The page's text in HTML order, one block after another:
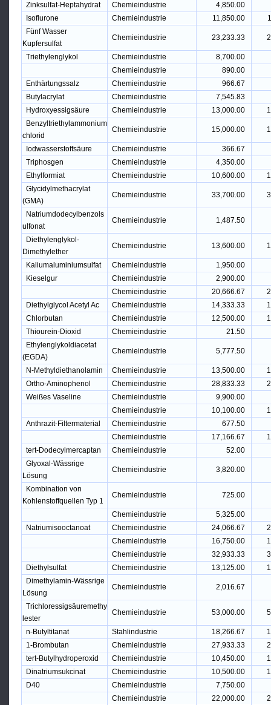
Zinksulfat-Heptahydrat Chemieindustrie
4,850.00
Isoflurone
Chemieindustrie 11,850.00
Fünf Wasser
Kupfersulfat
Chemieindustrie 23,233.33
Triethylenglykol Chemieindustrie
8,700.00
Chemieindustrie
890.00
Enthärtungssalz
Chemieindustrie
966.67
Butylacrylat
Chemieindustrie
7,545.83
Hydroxyessigsäure
Chemieindustrie 13,000.00
Benzyltriethylammonium
chlorid
Chemieindustrie 15,000.00
Iodwasserstoffsäure Chemieindustrie
366.67
Triphosgen
Chemieindustrie
4,350.00
Ethylformiat
Chemieindustrie 10,600.00
Glycidylmethacrylat
(GMA)
Chemieindustrie 33,700.00
Natriumdodecylbenzols
ulfonat
Chemieindustrie 1,487.50
Diethylenglykol-
Dimethylether
Chemieindustrie 13,600.00
Kaliumaluminiumsulfat Chemieindustrie
1,950.00
Kieselgur
Chemieindustrie
2,900.00
Chemieindustrie
20,666.67
Diethylglycol Acetyl Ac
Chemieindustrie 14,333.33
Chlorbutan
Chemieindustrie 12,500.00
Thiourein-Dioxid
Chemieindustrie
21.50
Ethylenglykoldiacetat
(EGDA)
Chemieindustrie 5,777.50
N-Methyldiethanolamin Chemieindustrie 13,500.00
Ortho-Aminophenol
Chemieindustrie 28,833.33
Weißes Vaseline
Chemieindustrie
9,900.00
Chemieindustrie
10,100.00
Anthrazit-Filtermaterial
Chemieindustrie
677.50
Chemieindustrie
17,166.67
tert-Dodecylmercaptan
Chemieindustrie
52.00
Glyoxal-Wässrige
Lösung
Chemieindustrie 3,820.00
Kombination von
Kohlenstoffquellen Typ 1
Chemieindustrie 725.00
Chemieindustrie
5,325.00
Natriumisooctanoat
Chemieindustrie 24,066.67
Chemieindustrie
16,750.00
Chemieindustrie
32,933.33
Diethylsulfat
Chemieindustrie 13,125.00
Dimethylamin-Wässrige
Lösung
Chemieindustrie 2,016.67
Trichloressigsäuremethy
lester
Chemieindustrie 53,000.00
n-Butyltitanat Stahlindustrie 18,266.67
1-Brombutan
Chemieindustrie 27,933.33
tert-Butylhydroperoxid
Chemieindustrie 10,450.00
Dinatriumsukcinat
Chemieindustrie 10,500.00
D40
Chemieindustrie
7,750.00
Chemieindustrie
22,000.00